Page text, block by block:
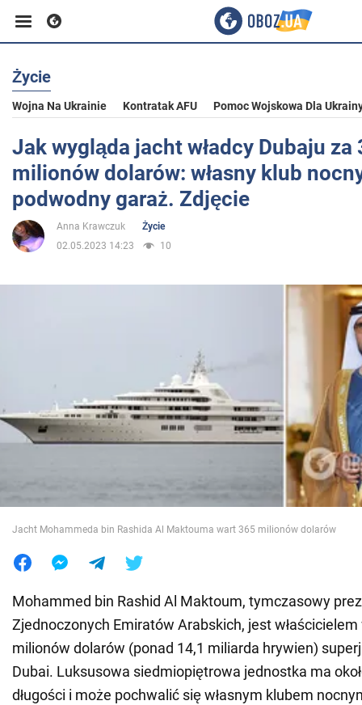
Biznes
Sport
Rozrywka
Życie
Wojna na Ukrainie
Jedzenie
Życie
Wojna Na Ukrainie Kontratak AFU Pomoc Wojskowa Dla
Jak wygląda jacht władcy Dubaju za
milionów dolarów: własny klub
podwodny garaż. Zdjęcie
Anna Krawczuk
Życie
02.05.2023 14:23
10
Jacht Mohammeda bin Rashida Al Maktouma wart 365 milionów dolarów
Mohammed bin Rashid Al Maktoum, tymczasowy
Zjednoczonych Emiratów Arabskich, jest
milionów dolarów (ponad 14,1 miliarda hrywien)
Dubai. Luksusowa siedmiopiętrowa jednostka ma
długości i może pochwalić się własnym klubem